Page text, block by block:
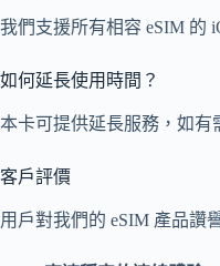
我們支援所有相容 eSIM 的
如何延長使用時間？
本卡可提供延長服務，如有
客戶評價
用戶對我們的 eSIM 產品讚